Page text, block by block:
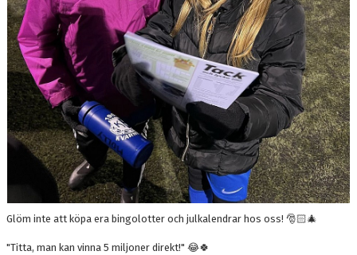
Glöm inte att köpa era bingolotter och julkalendrar hos oss! 🎅🏻🎄
"Titta, man kan vinna 5 miljoner direkt!" 😂🍀